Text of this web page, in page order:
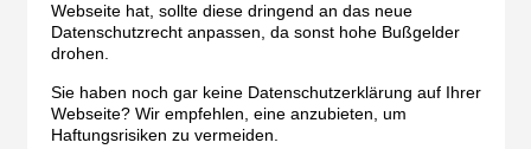
Webseite hat, sollte diese dringend an das neue
Datenschutzrecht anpassen, da sonst hohe Bußgelder
drohen.
Sie haben noch gar keine Datenschutzerklärung auf Ihrer
Webseite? Wir empfehlen, eine anzubieten, um
Haftungsrisiken zu vermeiden.